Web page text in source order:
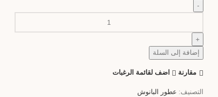
إضافة إلى السلة
مقارنة اضف لقائمة الرغبات
التصنيف: عطور البانوش